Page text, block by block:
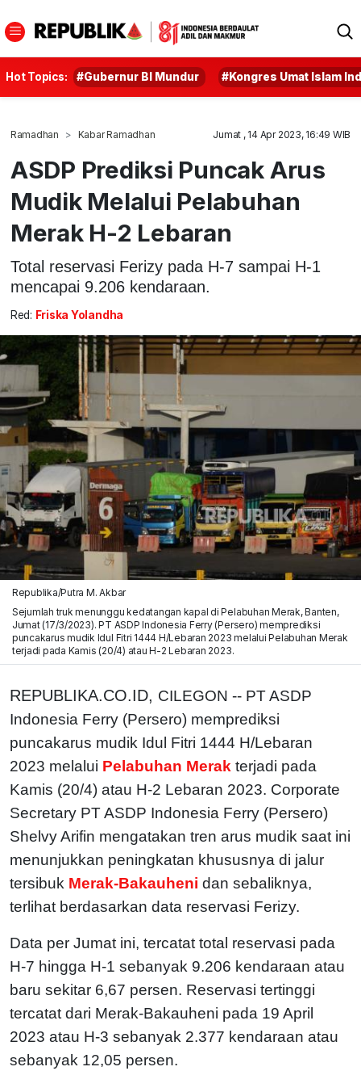
Hot Topics: #Gubernur BI Mundur #Kongres Umat Islam
Ramadhan Kabar Ramadhan Jumat , 14 Apr 2023, 16:49 WIB
ASDP Prediksi Puncak Arus
Mudik Melalui Pelabuhan
Merak H-2 Lebaran
Total reservasi Ferizy pada H-7 sampai H-1
mencapai 9.206 kendaraan.
Red: Friska Yolandha
Republika/Putra M. Akbar
Sejumlah truk menunggu kedatangan kapal di Pelabuhan Merak, Banten,
Jumat (17/3/2023). PT ASDP Indonesia Ferry (Persero) memprediksi
puncakarus mudik Idul Fitri 1444 H/Lebaran 2023 melalui Pelabuhan Merak
terjadi pada Kamis (20/4) atau H-2 Lebaran 2023.
REPUBLIKA.CO.ID, CILEGON -- PT ASDP
Indonesia Ferry (Persero) memprediksi
puncakarus mudik Idul Fitri 1444 H/Lebaran
2023 melalui Pelabuhan Merak terjadi pada
Kamis (20/4) atau H-2 Lebaran 2023. Corporate
Secretary PT ASDP Indonesia Ferry (Persero)
Shelvy Arifin mengatakan tren arus mudik saat ini
menunjukkan peningkatan khususnya di jalur
tersibuk Merak-Bakauheni dan sebaliknya,
terlihat berdasarkan data reservasi Ferizy.
Data per Jumat ini, tercatat total reservasi pada
H-7 hingga H-1 sebanyak 9.206 kendaraan atau
baru sekitar 6,67 persen. Reservasi tertinggi
tercatat dari Merak-Bakauheni pada 19 April
2023 atau H-3 sebanyak 2.377 kendaraan atau
sebanyak 12,05 persen.